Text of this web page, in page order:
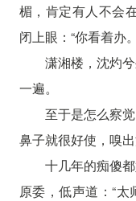
楣，肯定有人不会
闭上眼：“你看着办
潇湘楼，沈灼
一遍。
至于是怎么察
鼻子就很好使，嗅出
十几年的痴傻
原委，低声道：“